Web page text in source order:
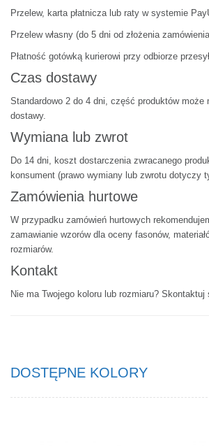
Przelew, karta płatnicza lub raty w systemie
Przelew własny (do 5 dni od złożenia
Płatność gotówką kurierowi przy odbiorze
Czas dostawy
Standardowo 2 do 4 dni, część produktów może
dostawy.
Wymiana lub zwrot
Do 14 dni, koszt dostarczenia zwracanego
konsument (prawo wymiany lub zwrotu dotyczy
Zamówienia hurtowe
W przypadku zamówień hurtowych
zamawianie wzorów dla oceny fasonów,
rozmiarów.
Kontakt
Nie ma Twojego koloru lub rozmiaru? Skontaktuj
DOSTĘPNE KOLORY